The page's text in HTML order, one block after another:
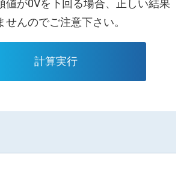
値が0Vを下回る場合、正しい結果
せんのでご注意下さい。
計算実行